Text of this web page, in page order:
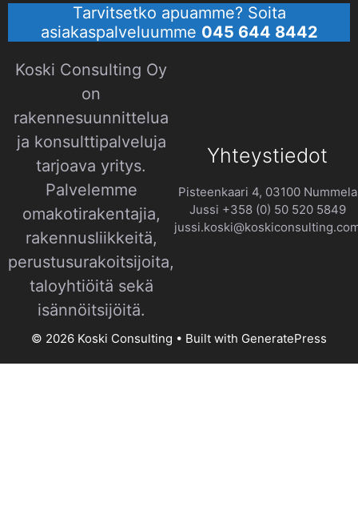
Tarvitsetko apuamme? Soita
asiakaspalveluumme 045 644 8442
Koski Consulting Oy
on
rakennesuunnittelua
ja konsulttipalveluja
tarjoava yritys.
Palvelemme
omakotirakentajia,
rakennusliikkeitä,
perustusurakoitsijoita,
taloyhtiöitä sekä
isännöitsijöitä.​
Yhteystiedot
Pisteenkaari 4, 03100 Nummela
Jussi +358 (0) 50 520 5849
© 2026 Koski Consulting • Built with GeneratePress